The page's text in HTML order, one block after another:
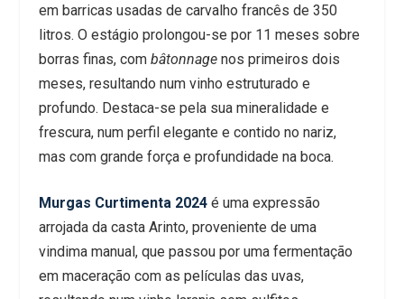
em barricas usadas de carvalho francês de 350
litros. O estágio prolongou-se por 11 meses sobre
borras finas, com bâtonnagenos primeiros dois
meses, resultando num vinho estruturado e
profundo. Destaca-se pela sua mineralidade e
frescura, num perfil elegante e contido no nariz,
mas com grande força e profundidade na boca.
Murgas Curtimenta 2024é uma expressão
arrojada da casta Arinto, proveniente de uma
vindima manual, que passou por uma fermentação
em maceração com as películas das uvas,